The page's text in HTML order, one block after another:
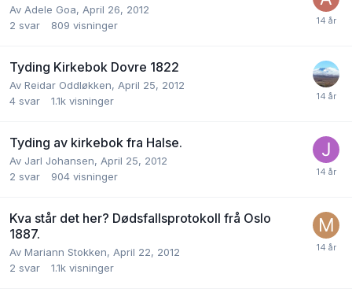
Av Adele Goa, April 26, 2012
2 svar 809 visninger
Tyding Kirkebok Dovre 1822
Av Reidar Oddløkken, April 25, 2012
4 svar 1.1k visninger
Tyding av kirkebok fra Halse.
Av Jarl Johansen, April 25, 2012
2 svar 904 visninger
Kva står det her? Dødsfallsprotokoll frå Oslo
1887.
Av Mariann Stokken, April 22, 2012
2 svar 1.1k visninger